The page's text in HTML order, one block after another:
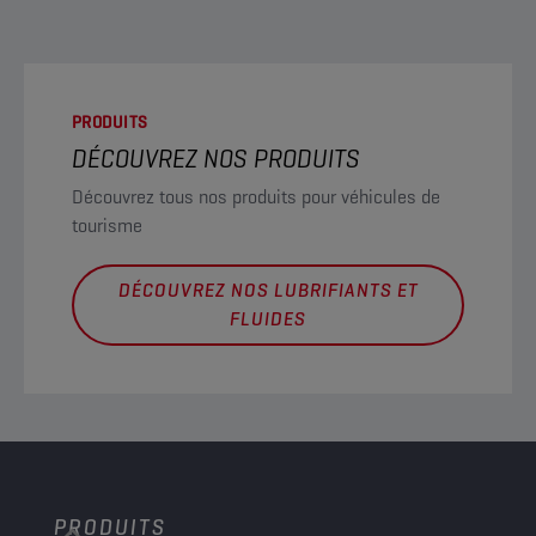
PRODUITS
DÉCOUVREZ NOS PRODUITS
Découvrez tous nos produits pour véhicules de
tourisme
DÉCOUVREZ NOS LUBRIFIANTS ET
FLUIDES
PRODUITS